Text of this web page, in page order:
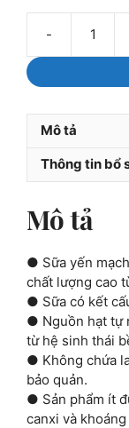
-
Mô tả
Thông tin bổ
Mô tả
● Sữa yến
chất lượng cao
● Sữa có kết
● Nguồn hạt tự
từ hệ sinh thái
● Không chứa
bảo quản.
● Sản phẩm ít
canxi và khoáng